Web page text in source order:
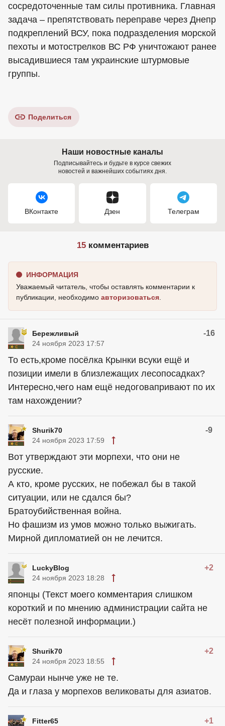
сосредоточенные там силы противника. Главная
задача – препятствовать переправе через Днепр
подкреплений ВСУ, пока подразделения морской
пехоты и мотострелков ВС РФ уничтожают ранее
высадившиеся там украинские штурмовые
группы.
Поделиться
Наши новостные каналы
Подписывайтесь и будьте в курсе свежих
новостей и важнейших событиях дня.
ВКонтакте Дзен Телеграм
15комментариев
ИНФОРМАЦИЯ
Уважаемый читатель, чтобы оставлять комментарии к
публикации, необходимо авторизоваться
Бережливый -16
24 ноября 2023 17:57
То есть,кроме посёлка Крынки всуки ещё и
позиции имели в близлежащих лесопосадках?
Интересно,чего нам ещё недоговапривают по их
там нахождении?
Shurik70 -9
24 ноября 2023 17:59
Вот утверждают эти морпехи, что они не
русские.
А кто, кроме русских, не побежал бы в такой
ситуации, или не сдался бы?
Братоубийственная война.
Но фашизм из умов можно только выжигать.
Мирной дипломатией он не лечится.
LuckyBlog +2
24 ноября 2023 18:28
японцы (Текст моего комментария слишком
короткий и по мнению администрации сайта не
несёт полезной информации.)
Shurik70 +2
24 ноября 2023 18:55
Самураи нынче уже не те.
Да и глаза у морпехов великоваты для азиатов.
Fitter65 +1